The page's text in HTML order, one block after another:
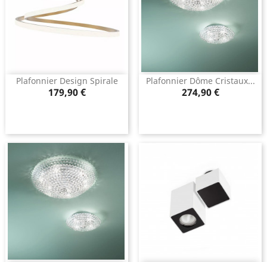
Plafonnier Design Spirale
Prix
179,90 €
Plafonnier Dôme Cristaux...
Prix
274,90 €